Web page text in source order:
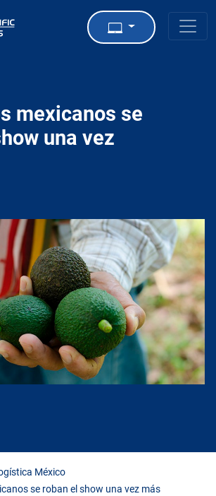
mexicanos se
una vez
México
se roban el show una vez más